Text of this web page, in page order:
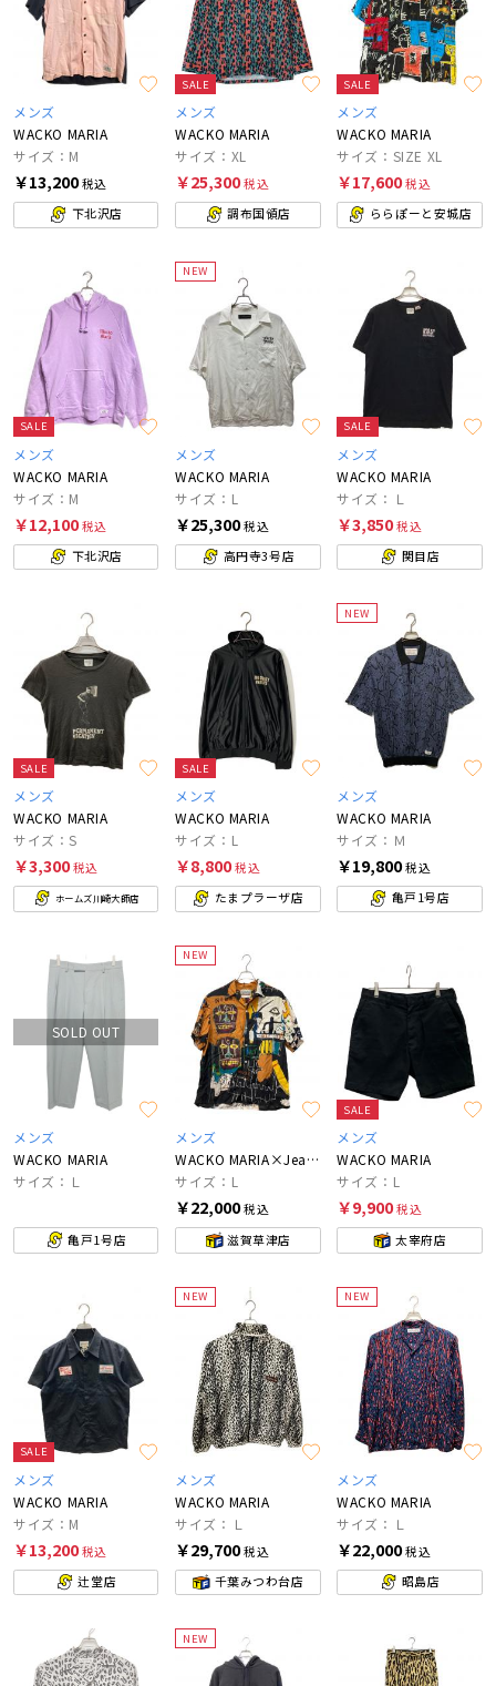
メンズ
WACKO MARIA
サイズ：M
￥13,200税込
下北沢店
SALE
メンズ
WACKO MARIA
サイズ：XL
￥25,300税込
調布国領店
SALE
メンズ
WACKO MARIA
サイズ：SIZE XL
￥17,600税込
ららぽーと安城店
SALE
メンズ
WACKO MARIA
サイズ：M
￥12,100税込
下北沢店
NEW
メンズ
WACKO MARIA
サイズ：L
￥25,300税込
高円寺3号店
SALE
メンズ
WACKO MARIA
サイズ：Ｌ
￥3,850税込
関目店
SALE
メンズ
WACKO MARIA
サイズ：S
￥3,300税込
ホームズ川崎大師店
SALE
メンズ
WACKO MARIA
サイズ：L
￥8,800税込
たまプラーザ店
NEW
メンズ
WACKO MARIA
サイズ：Ｍ
￥19,800税込
亀戸1号店
SOLD OUT
メンズ
WACKO MARIA
サイズ：Ｌ
亀戸1号店
NEW
メンズ
WACKO MARIA×Jean-Michel Basquiat
サイズ：L
￥22,000税込
滋賀草津店
SALE
メンズ
WACKO MARIA
サイズ：L
￥9,900税込
太宰府店
SALE
メンズ
WACKO MARIA
サイズ：M
￥13,200税込
辻堂店
NEW
メンズ
WACKO MARIA
サイズ：Ｌ
￥29,700税込
千葉みつわ台店
NEW
メンズ
WACKO MARIA
サイズ：Ｌ
￥22,000税込
昭島店
NEW